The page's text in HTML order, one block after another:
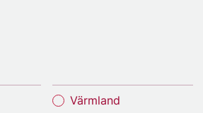
Värmland